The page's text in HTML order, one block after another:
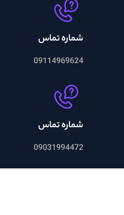
شماره تماس
09114969624
شماره تماس
09031994472